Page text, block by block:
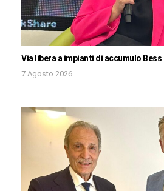
Via libera a impianti di accumulo
7 Agosto 2026